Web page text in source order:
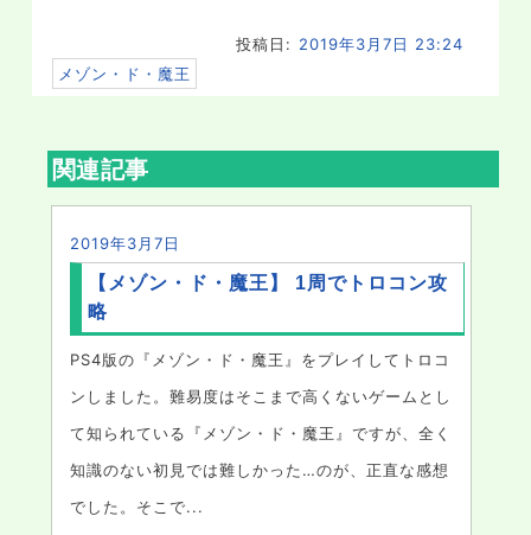
投稿日: 2019年3月7日 23:24
メゾン・ド・魔王
関連記事
2019年3月7日
【メゾン・ド・魔王】 1周でトロコン攻
略
PS4版の『メゾン・ド・魔王』をプレイしてトロコ
ンしました。難易度はそこまで高くないゲームとし
て知られている『メゾン・ド・魔王』ですが、全く
知識のない初見では難しかった…のが、正直な感想
でした。そこで...